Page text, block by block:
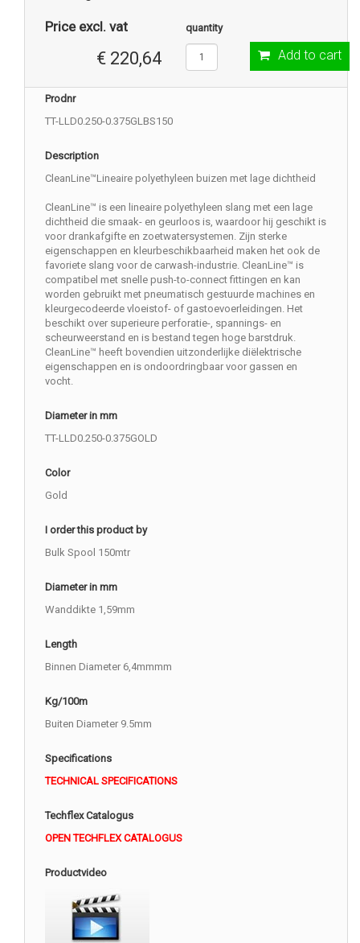
Price excl. vat
€ 220,64
quantity
Add to cart
Prodnr
TT-LLD0.250-0.375GLBS150
Description
CleanLine™Lineaire polyethyleen buizen met lage dichtheid
CleanLine™ is een lineaire polyethyleen slang met een lage
dichtheid die smaak- en geurloos is, waardoor hij geschikt is
voor drankafgifte en zoetwatersystemen. Zijn sterke
eigenschappen en kleurbeschikbaarheid maken het ook de
favoriete slang voor de carwash-industrie. CleanLine™ is
compatibel met snelle push-to-connect fittingen en kan
worden gebruikt met pneumatisch gestuurde machines en
kleurgecodeerde vloeistof- of gastoevoerleidingen. Het
beschikt over superieure perforatie-, spannings- en
scheurweerstand en is bestand tegen hoge barstdruk.
CleanLine™ heeft bovendien uitzonderlijke diëlektrische
eigenschappen en is ondoordringbaar voor gassen en
vocht.
Diameter in mm
TT-LLD0.250-0.375GOLD
Color
Gold
I order this product by
Bulk Spool 150mtr
Diameter in mm
Wanddikte 1,59mm
Length
Binnen Diameter 6,4mmmm
Kg/100m
Buiten Diameter 9.5mm
Specifications
TECHNICAL SPECIFICATIONS
Techflex Catalogus
OPEN TECHFLEX CATALOGUS
Productvideo